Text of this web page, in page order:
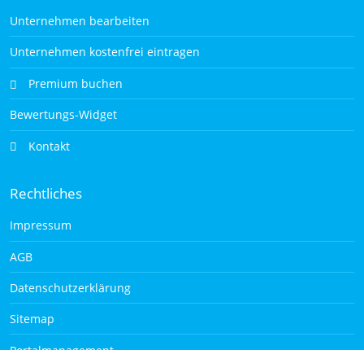
Unternehmen bearbeiten
Unternehmen kostenfrei eintragen
Premium buchen
Bewertungs-Widget
Kontakt
Rechtliches
Impressum
AGB
Datenschutzerklärung
Sitemap